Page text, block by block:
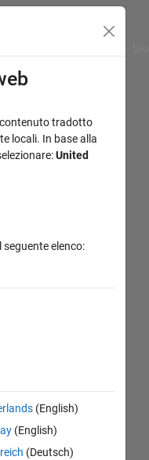
contenuto tradotto
locali. In base alla
United
elenco:
(English)
(English)
(Deutsch)